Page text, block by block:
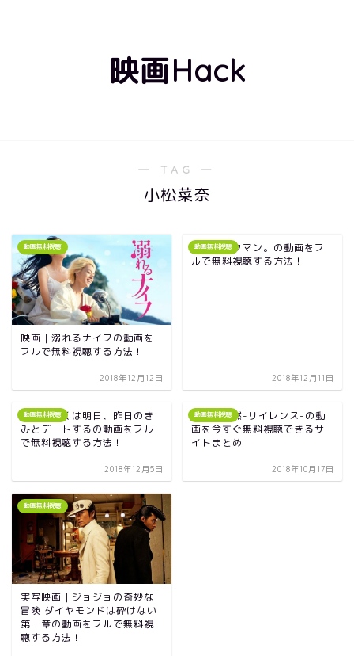
映画Hack
― TAG ―
小松菜奈
動画無料視聴
映画｜溺れるナイフの動画を
フルで無料視聴する方法！
2018年12月12日
動画無料視聴
映画｜バクマン。の動画をフ
ルで無料視聴する方法！
2018年12月11日
動画無料視聴
映画｜ぼくは明日、昨日のき
みとデートするの動画をフル
で無料視聴する方法！
2018年12月5日
動画無料視聴
映画｜沈黙-サイレンス-の動
画を今すぐ無料視聴できるサ
イトまとめ
2018年10月17日
動画無料視聴
実写映画｜ジョジョの奇妙な
冒険 ダイヤモンドは砕けない
第一章の動画をフルで無料視
聴する方法！